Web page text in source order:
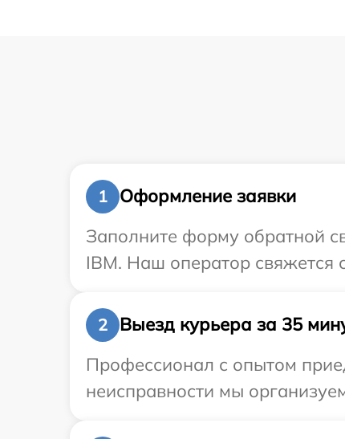
1
Оформление заявки
Заполните форму обратной
IBM. Наш оператор свяжется
2
Выезд курьера за 35
Профессионал с опытом
неисправности мы